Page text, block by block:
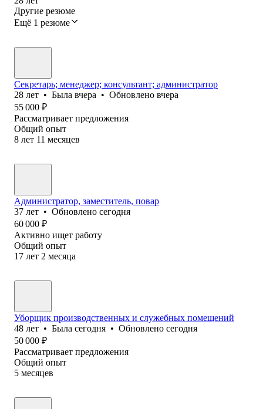
Другие резюме
Ещё 1 резюме
Секретарь; менеджер; консультант; администратор
28 лет • Была вчера • Обновлено вчера
55 000 ₽
Рассматривает предложения
Общий опыт
8 лет 11 месяцев
Администратор, заместитель, повар
37 лет • Обновлено сегодня
60 000 ₽
Активно ищет работу
Общий опыт
17 лет 2 месяца
Уборщик производственных и служебных помещений
48 лет • Была сегодня • Обновлено сегодня
50 000 ₽
Рассматривает предложения
Общий опыт
5 месяцев